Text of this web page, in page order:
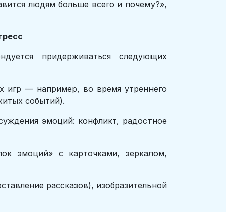
людям больше всего и почему?»,
придерживаться следующих
игр — например, во время утреннего
событий).
эмоций: конфликт, радостное
эмоций» с карточками, зеркалом,
рассказов), изобразительной